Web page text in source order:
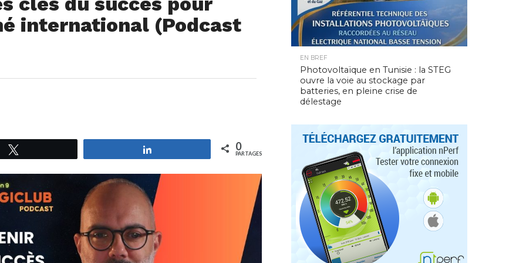
international (Podcast
0
PARTAGES
EN BREF
Photovoltaïque en Tunisie : la STEG
ouvre la voie au stockage par
batteries, en pleine crise de
délestage